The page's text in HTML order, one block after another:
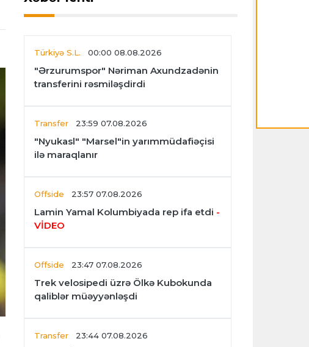
Türkiyə S.L. 00:00 08.08.2026
"Ərzurumspor" Nəriman Axundzadənin
transferini rəsmiləşdirdi
Transfer 23:59 07.08.2026
"Nyukasl" "Marsel"in yarımmüdafiəçisi
ilə maraqlanır
Offside 23:57 07.08.2026
Lamin Yamal Kolumbiyada rep ifa etdi -
VİDEO
Offside 23:47 07.08.2026
Trek velosipedi üzrə Ölkə Kubokunda
qaliblər müəyyənləşdi
Transfer 23:44 07.08.2026